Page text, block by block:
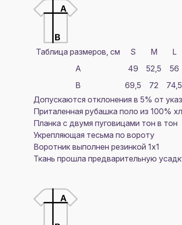
Таблица размеров, см S M L
A
49 52,5 56
B
69,5 72 74,5
Допускаются отклонения в 5% от
Приталенная рубашка поло из 100%
Планка с двумя пуговицами тон в тон
Укрепляющая тесьма по вороту
Воротник выполнен резинкой 1х1
Ткань прошла предварительную